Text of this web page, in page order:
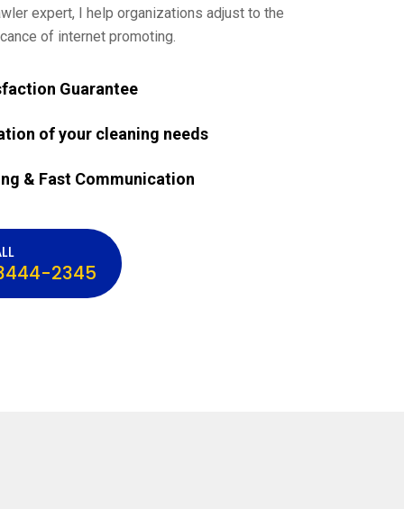
expert, I help organizations adjust to the
of internet promoting.
Guarantee
of your cleaning needs
& Fast Communication
2345